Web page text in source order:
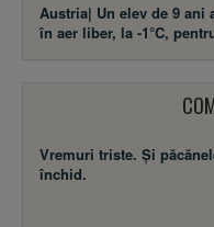
Austria| Un elev de 9
în aer liber, la -1°C,
Vremuri triste. Şi
închid.